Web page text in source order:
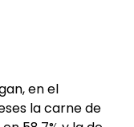
en el
la carne de